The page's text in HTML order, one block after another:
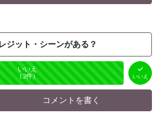
ジット・シーンがある？
いいえ
（2件） いいえ
コメントを書く